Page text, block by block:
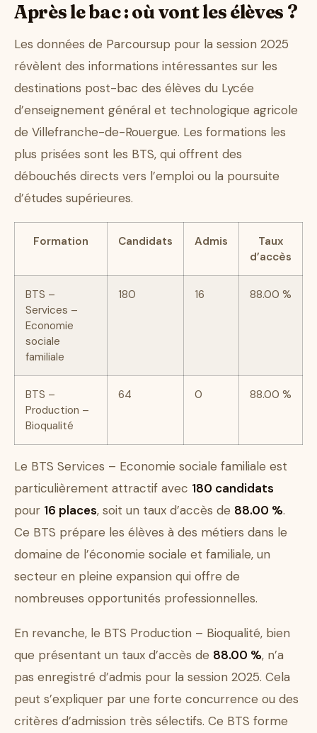
Après le bac : où vont les élèves ?
Les données de Parcoursup pour la session 2025
révèlent des informations intéressantes sur les
destinations post-bac des élèves du Lycée
d’enseignement général et technologique agricole
de Villefranche-de-Rouergue. Les formations les
plus prisées sont les BTS, qui offrent des
débouchés directs vers l’emploi ou la poursuite
d’études supérieures.
Formation Candidats Admis
Taux
d’accès
BTS –
Services –
Economie
sociale
familiale
180 16 88.00 %
BTS –
Production –
Bioqualité
64 0 88.00 %
Le BTS Services – Economie sociale familiale est
particulièrement attractif avec 180 candidats
pour 16 places, soit un taux d’accès de 88.00 %.
Ce BTS prépare les élèves à des métiers dans le
domaine de l’économie sociale et familiale, un
secteur en pleine expansion qui offre de
nombreuses opportunités professionnelles.
En revanche, le BTS Production – Bioqualité, bien
que présentant un taux d’accès de 88.00 %, n’a
pas enregistré d’admis pour la session 2025. Cela
peut s’expliquer par une forte concurrence ou des
critères d’admission très sélectifs. Ce BTS forme